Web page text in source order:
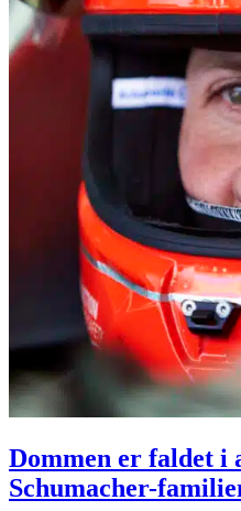
Dommen er faldet i
Schumacher-